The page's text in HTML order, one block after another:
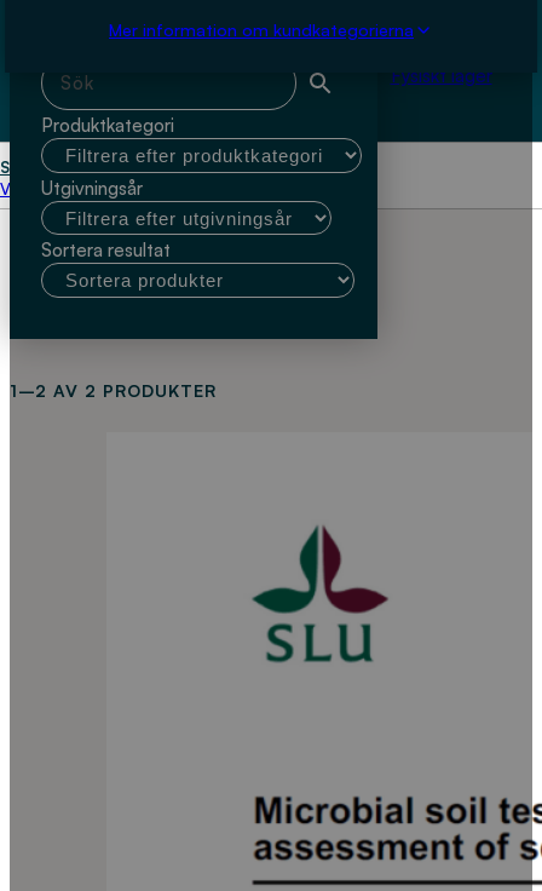
Mer information om kundkategoriernaKöpvillkor
Fysiskt lager
Start Sara Hallin
Välj kundtyp
Sök med fritext
Produktkategori
Utgivningsår
Sortera resultat
1–2 AV 2 PRODUKTER